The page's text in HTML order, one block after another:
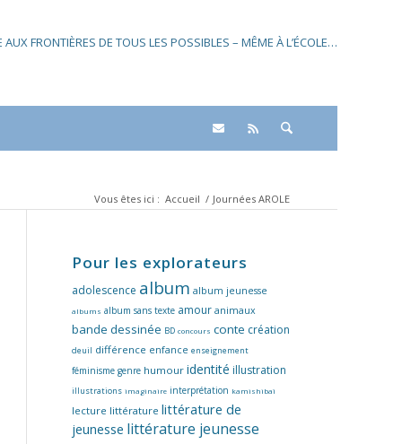
AUX FRONTIÈRES DE TOUS LES POSSIBLES – MÊME À L’ÉCOLE…
Vous êtes ici : Accueil / Journées AROLE
Pour les explorateurs
adolescence album album jeunesse
albums album sans texte amour animaux
bande dessinée BD concours conte création
deuil différence enfance enseignement
féminisme genre humour identité illustration
illustrations imaginaire interprétation kamishibaï
lecture littérature littérature de
jeunesse littérature jeunesse